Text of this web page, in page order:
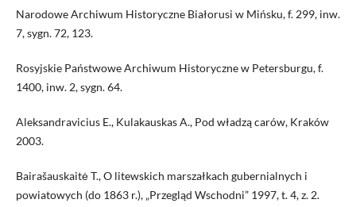
Narodowe Archiwum Historyczne Białorusi w Mińsku, f. 299, inw.
7, sygn. 72, 123.
Rosyjskie Państwowe Archiwum Historyczne w Petersburgu, f.
1400, inw. 2, sygn. 64.
Aleksandravicius E., Kulakauskas A., Pod władzą carów, Kraków
2003.
Bairašauskaitė T., O litewskich marszałkach gubernialnych i
powiatowych (do 1863 r.), „Przegląd Wschodni” 1997, t. 4, z. 2.